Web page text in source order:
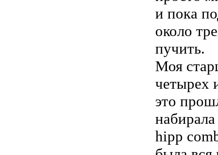
и пока
около
пучить.
Моя
четырех
это
hipp